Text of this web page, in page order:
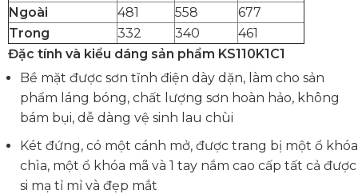
Ngoài
481 558
677
Trong
332 340
461
Đặc tính và kiểu dáng sản phẩm KS110K1C1
Bề mặt được sơn tĩnh điện dày dặn, làm cho sản
phẩm láng bóng, chất lượng sơn hoàn hảo, không
bám bụi, dễ dàng vệ sinh lau chùi
Két đứng, có một cánh mở, được trang bị một ổ khóa
chìa, một ổ khóa mã và 1 tay nắm cao cấp tất cả được
si mạ tỉ mỉ và đẹp mắt